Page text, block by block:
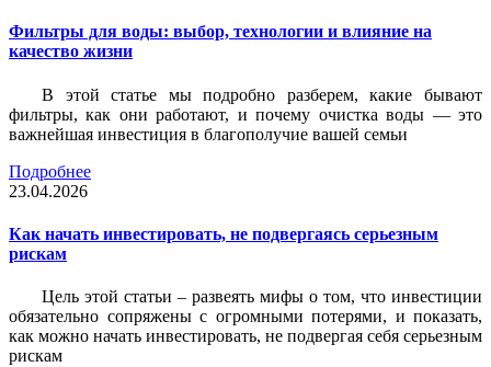
Фильтры для воды: выбор, технологии и влияние на
качество жизни
В этой статье мы подробно разберем, какие бывают
фильтры, как они работают, и почему очистка воды — это
важнейшая инвестиция в благополучие вашей семьи
Подробнее
23.04.2026
Как начать инвестировать, не подвергаясь серьезным
рискам
Цель этой статьи – развеять мифы о том, что инвестиции
обязательно сопряжены с огромными потерями, и показать,
как можно начать инвестировать, не подвергая себя серьезным
рискам